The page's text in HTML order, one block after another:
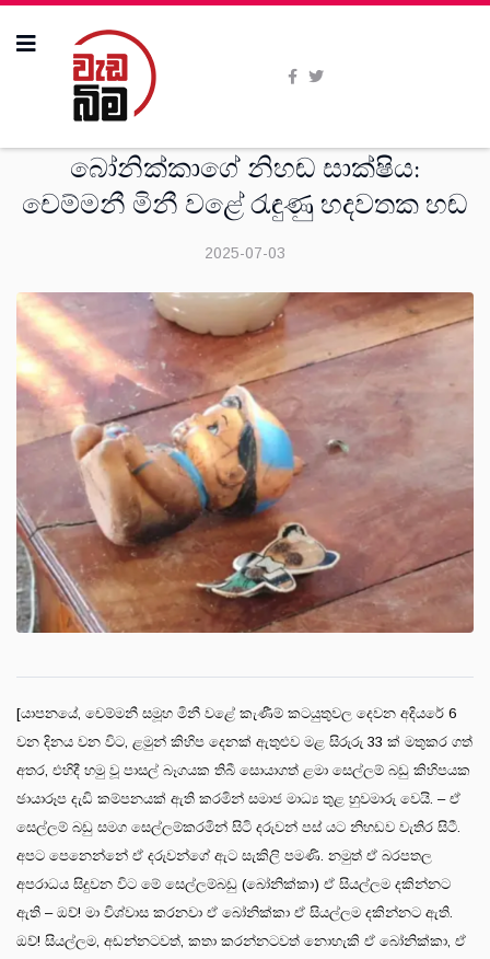
බෝනික්කාගේ නිහඬ සාක්ෂිය:
චෙම්මනී මිනී වළේ රැඳුණු හදවතක හඬ
2025-07-03
[යාපනයේ, චෙම්මනී සමූහ මිනී වළේ කැණීම් කටයුතුවල දෙවන අදියරේ 6
වන දිනය වන විට, ළමුන් කිහිප දෙනක් ඇතුළුව මළ සිරුරු 33 ක් මතුකර ගත්
අතර, එහිදී හමු වූ පාසල් බෑගයක තිබී සොයාගත් ළමා සෙල්ලම් බඩු කිහිපයක
ඡායාරූප දැඩි කම්පනයක් ඇති කරමින් සමාජ මාධ්‍ය තුළ හුවමාරු වෙයි. – ඒ
සෙල්ලම් බඩු සමග සෙල්ලම්කරමින් සිටි දරුවන් පස් යට නිහඩව වැතිර සිටී.
අපට පෙනෙන්නේ ඒ දරුවන්ගේ ඇට සැකිලි පමණි. නමුත් ඒ බරපතල
අපරාධය සිදුවන විට මේ සෙල්ලම්බඩු (බෝනික්කා) ඒ සියල්ලම දකින්නට
ඇති – ඔව්! මා විශ්වාස කරනවා ඒ බෝනික්කා ඒ සියල්ලම දකින්නට ඇති.
ඔව්! සියල්ලම, අඩන්නටවත්, කතා කරන්නටවත් නොහැකි ඒ බෝනික්කා, ඒ